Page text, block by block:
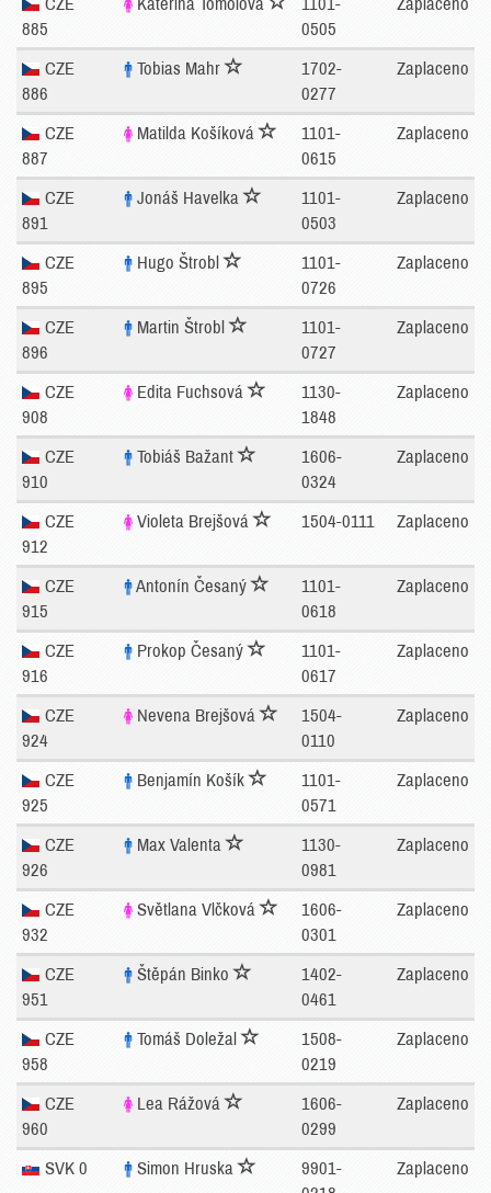
CZE
885
Kateřina Tomolová
1101-
0505
Zaplaceno
CZE
886
Tobias Mahr
1702-
0277
Zaplaceno
CZE
887
Matilda Košíková
1101-
0615
Zaplaceno
CZE
891
Jonáš Havelka
1101-
0503
Zaplaceno
CZE
895
Hugo Štrobl
1101-
0726
Zaplaceno
CZE
896
Martin Štrobl
1101-
0727
Zaplaceno
CZE
908
Edita Fuchsová
1130-
1848
Zaplaceno
CZE
910
Tobiáš Bažant
1606-
0324
Zaplaceno
CZE
912
Violeta Brejšová 1504-0111 Zaplaceno
CZE
915
Antonín Česaný
1101-
0618
Zaplaceno
CZE
916
Prokop Česaný
1101-
0617
Zaplaceno
CZE
924
Nevena Brejšová
1504-
0110
Zaplaceno
CZE
925
Benjamín Košík
1101-
0571
Zaplaceno
CZE
926
Max Valenta
1130-
0981
Zaplaceno
CZE
932
Světlana Vlčková
1606-
0301
Zaplaceno
CZE
951
Štěpán Binko
1402-
0461
Zaplaceno
CZE
958
Tomáš Doležal
1508-
0219
Zaplaceno
CZE
960
Lea Rážová
1606-
0299
Zaplaceno
SVK 0 Simon Hruska
9901-
Zaplaceno